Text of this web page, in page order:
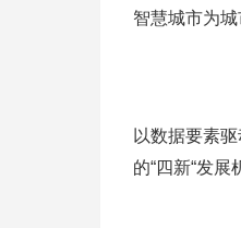
智慧城市为城
以数据要素
的“四新“发展